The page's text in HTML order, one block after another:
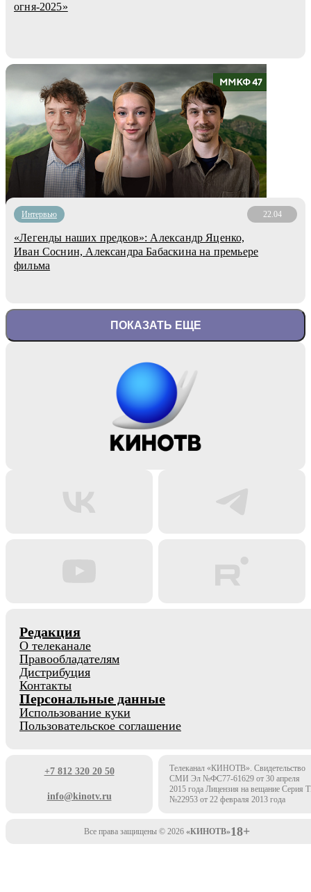
огня-2025»
Интервью 22.04
«Легенды наших предков»: Александр Яценко,
Иван Соснин, Александра Бабаскина на премьере
фильма
ПОКАЗАТЬ ЕЩЕ
Редакция
О телеканале
Правообладателям
Дистрибуция
Контакты
Персональные данные
Использование куки
Пользовательское соглашение
+7 812 320 20 50
info@kinotv.ru
Телеканал «КИНОТВ». Свидетельство
СМИ Эл №ФС77-61629 от 30 апреля
2015 года Лицензия на вещание Серия
№22953 от 22 февраля 2013 года
Все права защищены © 2026 «КИНОТВ»18+